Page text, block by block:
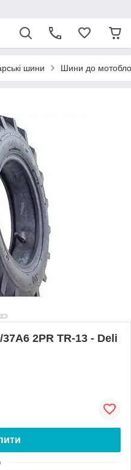
шини Шини до
2PR TR-13 - Deli